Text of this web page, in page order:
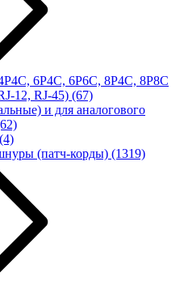
6P4C, 6P6C, 8P4C, 8P8C
12, RJ-45) (67)
и для аналогового
(4)
(патч-корды) (1319)